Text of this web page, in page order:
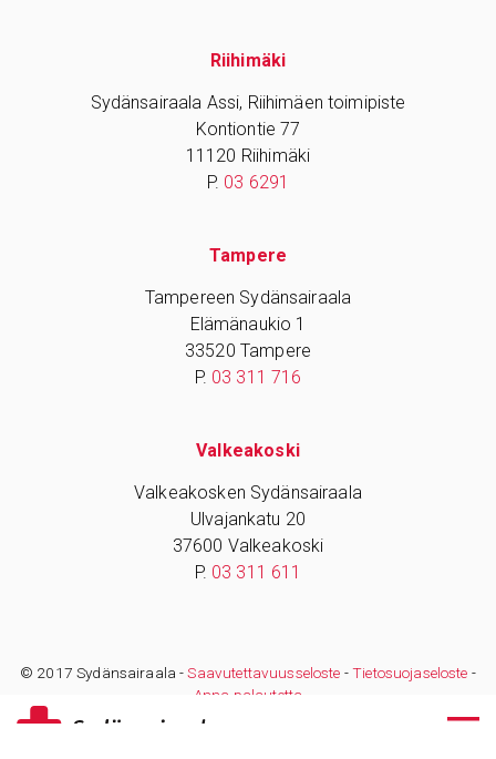
Riihimäki
Sydänsairaala Assi, Riihimäen toimipiste
Kontiontie 77
11120 Riihimäki
P. 03 6291
Tampere
Tampereen Sydänsairaala
Elämänaukio 1
33520 Tampere
P. 03 311 716
Valkeakoski
Valkeakosken Sydänsairaala
Ulvajankatu 20
37600 Valkeakoski
P. 03 311 611
© 2017 Sydänsairaala -Saavutettavuusseloste -Tietosuojaseloste -
Anna palautetta